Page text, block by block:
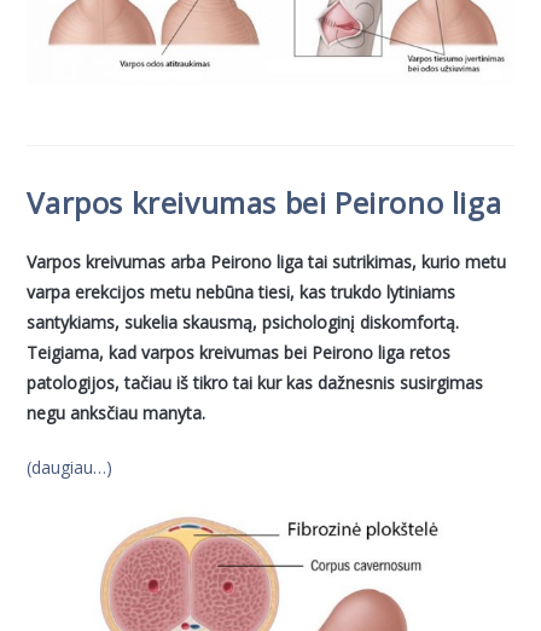
Varpos kreivumas bei Peirono liga
Varpos kreivumas arba Peirono liga tai sutrikimas, kurio metu
varpa erekcijos metu nebūna tiesi, kas trukdo lytiniams
santykiams, sukelia skausmą, psichologinį diskomfortą.
Teigiama, kad varpos kreivumas bei Peirono liga retos
patologijos, tačiau iš tikro tai kur kas dažnesnis susirgimas
negu anksčiau manyta.
(daugiau…)